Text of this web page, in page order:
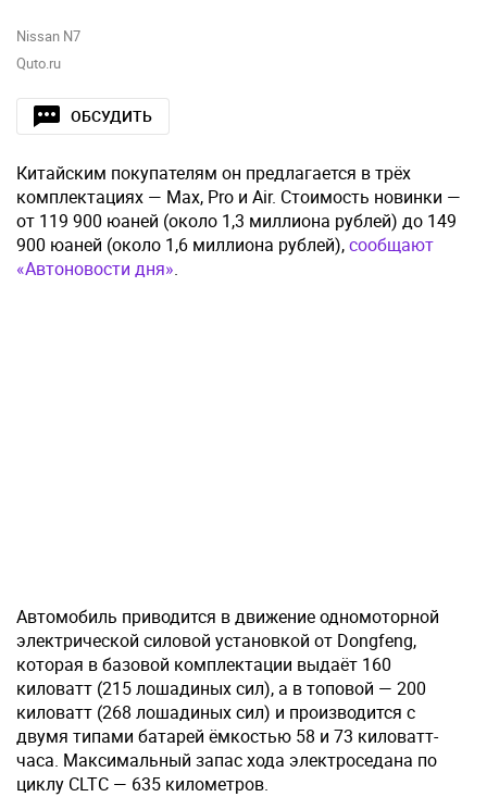
Nissan N7
Quto.ru
ОБСУДИТЬ
Китайским покупателям он предлагается в трёх
комплектациях — Max, Pro и Air. Стоимость новинки —
от 119 900 юаней (около 1,3 миллиона рублей) до 149
900 юаней (около 1,6 миллиона рублей),сообщают
«Автоновости дня».
Автомобиль приводится в движение одномоторной
электрической силовой установкой от Dongfeng,
которая в базовой комплектации выдаёт 160
киловатт (215 лошадиных сил), а в топовой — 200
киловатт (268 лошадиных сил) и производится с
двумя типами батарей ёмкостью 58 и 73 киловатт-
часа. Максимальный запас хода электроседана по
циклу CLTC — 635 километров.